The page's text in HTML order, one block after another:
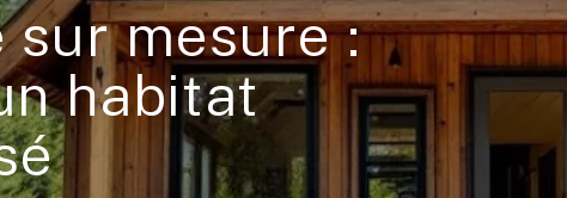
sur mesure :
habitat